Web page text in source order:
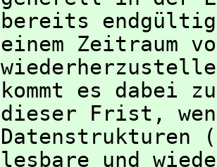
bereits
einem Zeitraum
kommt es dabei
dieser Frist,
Datenstrukturen
lesbare und